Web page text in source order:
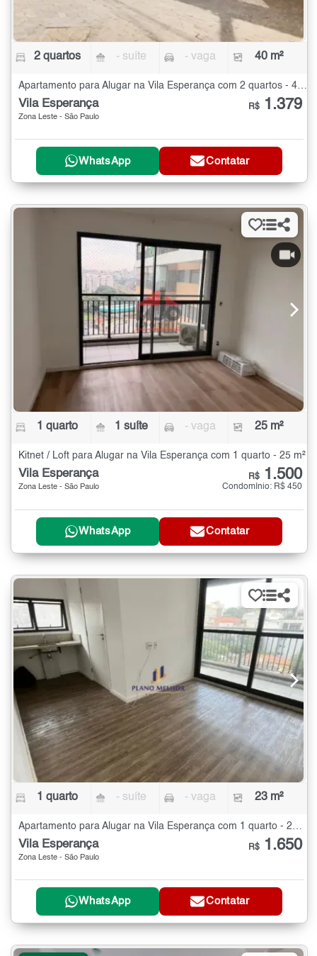
2 quartos - suíte - vaga 40 m²
Apartamento para Alugar na Vila Esperança com 2 quartos - 40 m²
Vila Esperança
Zona Leste - São Paulo
R$ 1.379
WhatsApp Contatar
1 quarto 1 suíte - vaga 25 m²
Kitnet / Loft para Alugar na Vila Esperança com 1 quarto - 25 m²
Vila Esperança
Zona Leste - São Paulo
R$ 1.500
Condomínio: R$ 450
WhatsApp Contatar
1 quarto - suíte - vaga 23 m²
Vila Esperança
Zona Leste - São Paulo
R$ 1.650
WhatsApp Contatar